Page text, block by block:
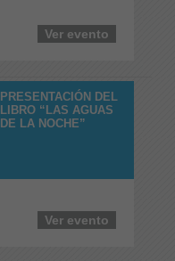
Ver evento
PRESENTACIÓN DEL
LIBRO “LAS AGUAS
DE LA NOCHE”
Ver evento